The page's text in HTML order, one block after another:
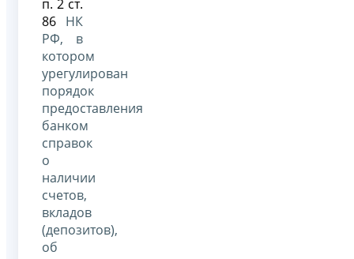
п. 2 ст.
86 НК
РФ, в
котором
урегулирован
порядок
предоставления
банком
справок
о
наличии
счетов,
вкладов
(депозитов),
об